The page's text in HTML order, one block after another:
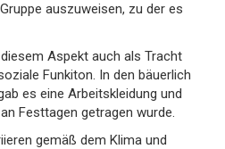
auszuweisen, zu der es
Aspekt auch als Tracht
Funkiton. In den bäuerlich
es eine Arbeitskleidung und
Festtagen getragen wurde.
gemäß dem Klima und